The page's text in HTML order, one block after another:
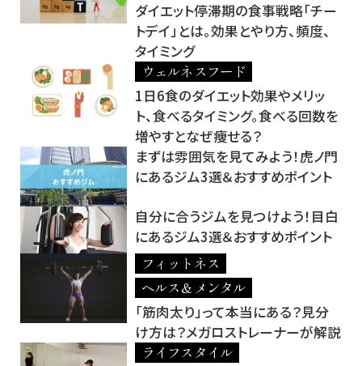
ダイエット停滞期の食事戦略「チー
トデイ」とは。効果とやり方、頻度、
タイミング
ウェルネスフード
1日6食のダイエット効果やメリッ
ト、食べるタイミング。食べる回数を
増やすとなぜ痩せる？
まずは雰囲気を見てみよう！虎ノ門
にあるジム3選＆おすすめポイント
自分に合うジムを見つけよう！目白
にあるジム3選＆おすすめポイント
フィットネス
ヘルス＆メンタル
「筋肉太り」って本当にある？見分
け方は？メガロストレーナーが解説
ライフスタイル